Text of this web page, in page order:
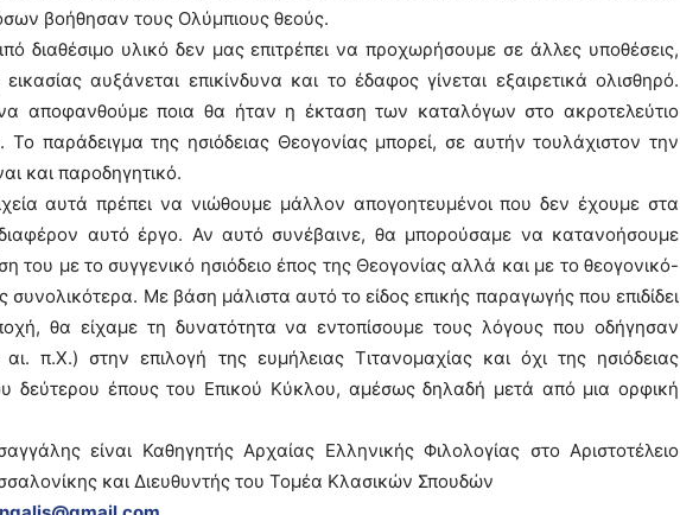
βοήθησαν τους Ολύμπιους θεούς.
διαθέσιμο υλικό δεν μας επιτρέπει να προχωρήσουμε σε άλλες υποθέσεις,
αυξάνεται επικίνδυνα και το έδαφος γίνεται εξαιρετικά ολισθηρό.
αποφανθούμε ποια θα ήταν η έκταση των καταλόγων στο ακροτελεύτιο
Το παράδειγμα της ησιόδειας Θεογονίας μπορεί, σε αυτήν τουλάχιστον την
και παροδηγητικό.
αυτά πρέπει να νιώθουμε μάλλον απογοητευμένοι που δεν έχουμε στα
αυτό έργο. Αν αυτό συνέβαινε, θα μπορούσαμε να κατανοήσουμε
του με το συγγενικό ησιόδειο έπος της Θεογονίας αλλά και με το θεογονικό-
συνολικότερα. Με βάση μάλιστα αυτό το είδος επικής παραγωγής που επιδίδει
θα είχαμε τη δυνατότητα να εντοπίσουμε τους λόγους που οδήγησαν
π.Χ.) στην επιλογή της ευμήλειας Τιτανομαχίας και όχι της ησιόδειας
δεύτερου έπους του Επικού Κύκλου, αμέσως δηλαδή μετά από μια ορφική
είναι Καθηγητής Αρχαίας Ελληνικής Φιλολογίας στο Αριστοτέλειο
και Διευθυντής του Τομέα Κλασικών Σπουδών